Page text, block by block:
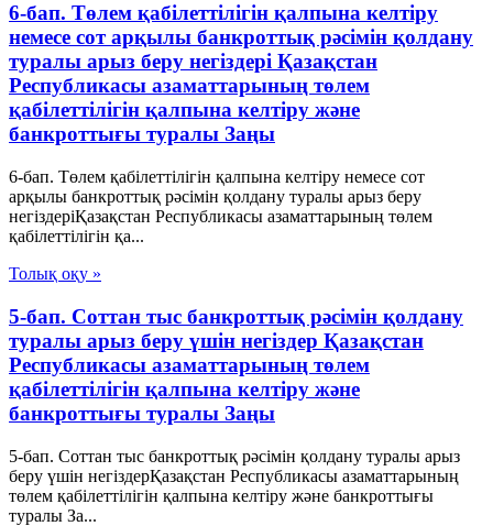
6-бап. Төлем қабілеттілігін қалпына келтіру
немесе сот арқылы банкроттық рәсімін қолдану
туралы арыз беру негіздері Қазақстан
Республикасы азаматтарының төлем
қабілеттілігін қалпына келтіру және
банкроттығы туралы Заңы
6-бап. Төлем қабілеттілігін қалпына келтіру немесе сот
арқылы банкроттық рәсімін қолдану туралы арыз беру
негіздеріҚазақстан Республикасы азаматтарының төлем
қабілеттілігін қа...
Толық оқу »
5-бап. Соттан тыс банкроттық рәсімін қолдану
туралы арыз беру үшін негіздер Қазақстан
Республикасы азаматтарының төлем
қабілеттілігін қалпына келтіру және
банкроттығы туралы Заңы
5-бап. Соттан тыс банкроттық рәсімін қолдану туралы арыз
беру үшін негіздерҚазақстан Республикасы азаматтарының
төлем қабілеттілігін қалпына келтіру және банкроттығы
туралы За...